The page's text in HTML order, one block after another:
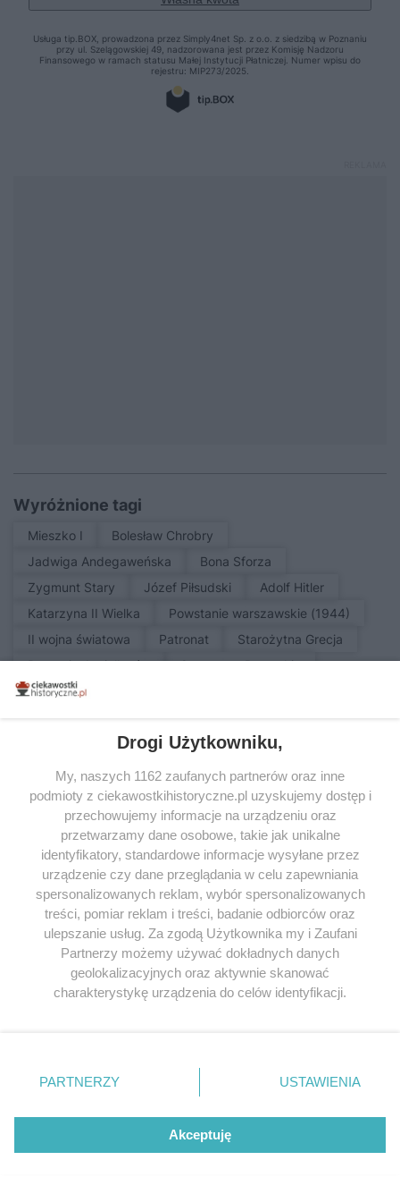
Wyróżnione tagi
Mieszko I
Bolesław Chrobry
Jadwiga Andegaweńska
Bona Sforza
Zygmunt Stary
Józef Piłsudski
Adolf Hitler
Katarzyna II Wielka
Powstanie warszawskie (1944)
II wojna światowa
patronat
Starożytna Grecja
Dynastia Jagiellonów
Cesarstwo Rzymskie
Katastrofy naturalne i wypadki
ZOBACZ RÓWNIEŻ
STAROŻYTNOŚĆ
Tomyris – królowa, która pokonała Kim był
Drogi Użytkowniku,
My, naszych 1162 zaufanych partnerów oraz inne
podmioty z ciekawostkihistoryczne.pl uzyskujemy dostęp i
przechowujemy informacje na urządzeniu oraz
przetwarzamy dane osobowe, takie jak unikalne
identyfikatory, standardowe informacje wysyłane przez
urządzenie czy dane przeglądania w celu zapewniania
spersonalizowanych reklam, wybór spersonalizowanych
treści, pomiar reklam i treści, badanie odbiorców oraz
ulepszanie usług. Za zgodą Użytkownika my i Zaufani
Partnerzy możemy używać dokładnych danych
geolokalizacyjnych oraz aktywnie skanować
charakterystykę urządzenia do celów identyfikacji.
zmienić/wycofać klikając przycisk ustawień prywatności
znajdujący się w lewym dolnym rogu strony
. Niektóre
użytkownika, ale masz prawo sprzeciwić się takiemu
przetwarzaniu. Preferencje będą miały zastosowania tylko
PARTNERZY USTAWIENIA
Akceptuję